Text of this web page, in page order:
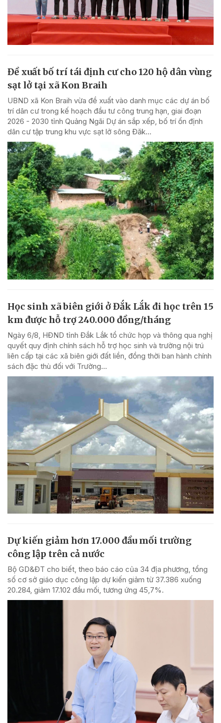
Đề xuất bố trí tái định cư cho 120 hộ dân vùng
sạt lở tại xã Kon Braih
UBND xã Kon Braih vừa đề xuất vào danh mục các dự án bố
trí dân cư trong kế hoạch đầu tư công trung hạn, giai đoạn
2026 - 2030 tỉnh Quảng Ngãi Dự án sắp xếp, bố trí ổn định
dân cư tập trung khu vực sạt lở sông Đăk...
Học sinh xã biên giới ở Đắk Lắk đi học trên 15
km được hỗ trợ 240.000 đồng/tháng
Ngày 6/8, HĐND tỉnh Đắk Lắk tổ chức họp và thông qua nghị
quyết quy định chính sách hỗ trợ học sinh và trường nội trú
liên cấp tại các xã biên giới đất liền, đồng thời ban hành chính
sách đặc thù đối với Trường...
Dự kiến giảm hơn 17.000 đầu mối trường
công lập trên cả nước
Bộ GD&ĐT cho biết, theo báo cáo của 34 địa phương, tổng
số cơ sở giáo dục công lập dự kiến giảm từ 37.386 xuống
20.284, giảm 17.102 đầu mối, tương ứng 45,7%.